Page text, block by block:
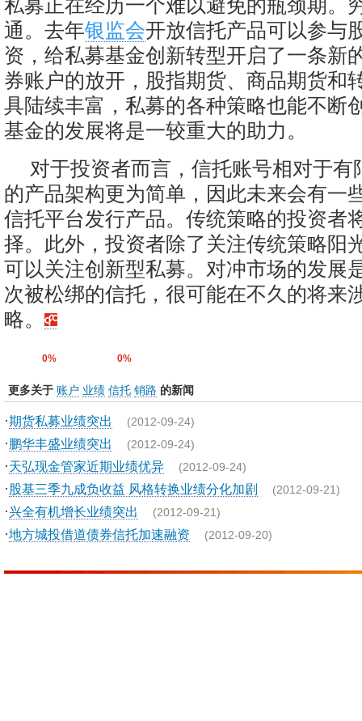
私募正在经历一个难以避免的瓶颈期。
通。去年银监会开放信托产品可以参与
资，给私募基金创新转型开启了一条新
券账户的放开，股指期货、商品期货和
具陆续丰富，私募的各种策略也能不断
基金的发展将是一较重大的助力。
对于投资者而言，信托账号相对于有
的产品架构更为简单，因此未来会有一
信托平台发行产品。传统策略的投资者
择。此外，投资者除了关注传统策略阳
可以关注创新型私募。对冲市场的发展
次被松绑的信托，很可能在不久的将来
略。
0% 0%
更多关于 账户 业绩 信托 销路 的新闻
·期货私募业绩突出 (2012-09-24)
·鹏华丰盛业绩突出 (2012-09-24)
·天弘现金管家近期业绩优异 (2012-09-24)
· 股基三季九成负收益 风格转换业绩分化加剧 (2012-09-21)
·兴全有机增长业绩突出 (2012-09-21)
·地方城投借道债券信托加速融资 (2012-09-20)